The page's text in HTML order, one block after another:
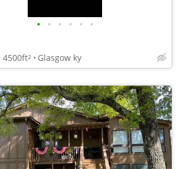
• • • • • •
4500ft2 Glasgow ky